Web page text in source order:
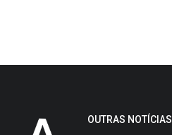
OUTRAS NOTÍCIAS